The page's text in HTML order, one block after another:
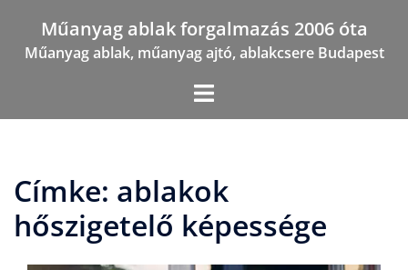
content
Műanyag ablak forgalmazás 2006 óta
Műanyag ablak, műanyag ajtó, ablakcsere Budapest
Címke: ablakok
hőszigetelő képessége